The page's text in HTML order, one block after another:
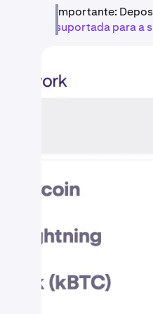
Importante:
suportada para a